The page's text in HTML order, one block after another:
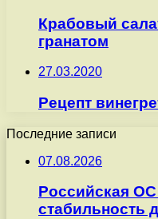
Крабовый
гранатом
27.03.2020
Рецепт
Последние записи
07.08.2026
Российская
стабильность